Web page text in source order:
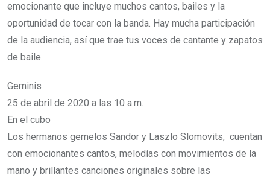
emocionante que incluye muchos cantos, bailes y la
oportunidad de tocar con la banda. Hay mucha participación
de la audiencia, así que trae tus voces de cantante y zapatos
de baile.
Geminis
25 de abril de 2020 a las 10 a.m.
En el cubo
Los hermanos gemelos Sandor y Laszlo Slomovits, cuentan
con emocionantes cantos, melodías con movimientos de la
mano y brillantes canciones originales sobre las